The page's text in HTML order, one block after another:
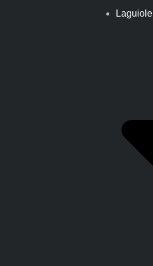
Laguiole